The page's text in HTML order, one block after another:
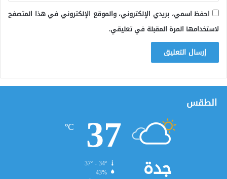
احفظ اسمي، بريدي الإلكتروني، والموقع الإلكتروني في هذا المتصفح
لاستخدامها المرة المقبلة في تعليقي.
الطقس
جدة
37
℃
37º - 34º
43%